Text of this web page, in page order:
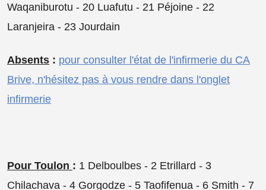
Waqaniburotu - 20 Luafutu - 21 Péjoine - 22
Laranjeira - 23 Jourdain
Absents : pour consulter l'état de l'infirmerie du CA
Brive, n'hésitez pas à vous rendre dans l'onglet
infirmerie
Pour Toulon : 1 Delboulbes - 2 Etrillard - 3
Chilachava - 4 Gorgodze - 5 Taofifenua - 6 Smith - 7